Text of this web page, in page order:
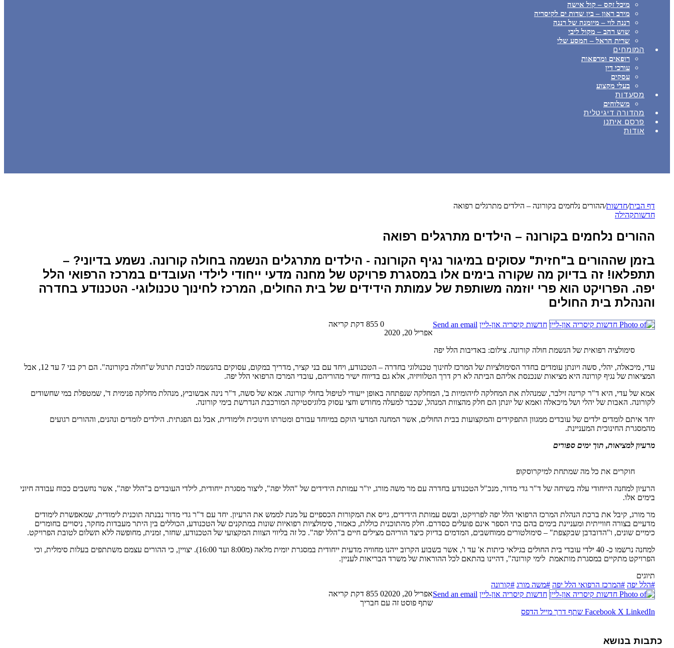
מיכל זקס – קול אישה
מירב ראון – בין שדות ים לקיסריה
רננה לוי – מיומנה של רננה
שוש רהב – מקול ליבי
שרית הראל – המסע שלי
המומחים
רופאים ומרפאות
עורכי דין
עסקים
בעלי מקצוע
מסעדות
משלוחים
מהדורה דיגיטלית
פרסם איתנו
אודות
דף הבית/חדשות/ההורים נלחמים בקורונה – הילדים מתרגלים רפואה
חדשותקהילה
ההורים נלחמים בקורונה – הילדים מתרגלים רפואה
בזמן שההורים ב"חזית" עסוקים במיגור נגיף הקורונה - הילדים מתרגלים הנשמה בחולה קורונה. נשמע בדיוני? –
תתפלאו! זה בדיוק מה שקורה בימים אלו במסגרת פרויקט של מחנה מדעי ייחודי לילדי העובדים במרכז הרפואי הלל
יפה. הפרויקט הוא פרי יוזמה משותפת של עמותת הידידים של בית החולים, המרכז לחינוך טכנולוגי- הטכנודע בחדרה
והנהלת בית החולים
חדשות קיסריה און-ליין Send an email
אפריל 20, 2020
0 דקת קריאה
סימולציה רפואית של הנשמת חולה קורונה. צילום: באדיבות הלל יפה
עדי, מיכאלה, יהלי, סשה ויונתן עומדים בחדר הסימולציות של המרכז לחינוך טכנולוגי בחדרה – הטכנודע, ויחד עם בני קציר, מדריך במקום, עסוקים בהנשמה לבובת תרגול ש"חולה בקורונה". הם רק בני 7 עד 12, אבל
המציאות של נגיף קורונה היא מציאות שנכנסת אליהם הביתה לא רק דרך הטלוויזיה, אלא גם בדיווח ישיר מהוריהם, עובדי המרכז הרפואי הלל יפה.
אמא של עדי, היא ד"ר קרינה זילבר, שמנהלת את המחלקה לזיהומיות ב', המחלקה שנפתחה באופן ייעודי לטיפול בחולי קורונה. אמא של סשה, ד"ר נינה אבשוביץ, מנהלת מחלקה פנימית ד', שמטפלת במי שחשודים
לקורונה. האבות של יהלי ושל מיכאלה ואמא של יונתן הם חלק מהצוות המנהל, שכבר למעלה מחודש וחצי עסוק בלוגיסטיקה המורכבת הנדרשת בימי קורונה.
יחד איתם לומדים ילדים של עובדים ממגוון התפקידים והמקצועות בבית החולים, אשר המחנה המדעי הוקם במיוחד עבורם ומטרתו חינוכית ולימודית, אבל גם הפגתית. הילדים לומדים ונהנים, וההורים רגועים
מהמסגרת החינוכית המעניינת.
מרעיון למציאות, תוך ימים ספורים
חוקרים את כל מה שמתחת למיקרוסקופ
הרעיון למחנה הייחודי עלה בשיחה של ד"ר גדי מדור, מנכ"ל הטכנודע בחדרה עם מר משה מורג, יו"ר עמותת הידידים של "הלל יפה", ליצור מסגרת ייחודית, לילדי העובדים ב"הלל יפה", אשר נחשבים ככוח עבודה חיוני
בימים אלו.
מר מורג, קיבל את ברכת הנהלת המרכז הרפואי הלל יפה לפרויקט, ובשם עמותת הידידים, גייס את המקורות הכספיים על מנת לממש את הרעיון. יחד עם ד"ר גדי מדור נבנתה תוכנית לימודית, שמאפשרת לימודים
מדעיים בצורה חווייתית ומעניינת בימים בהם בתי הספר אינם פועלים כסדרם. חלק מהתוכנית כוללת, כאמור, סימולציות רפואיות שונות במתקנים של הטכנודע, הכוללים בין היתר מעבדות מחקר, ניסויים בחומרים
כימיים שונים, ו"הדובדבן שבקצפת" – סימולטורים ממוחשבים, המדמים בדיוק כיצד הוריהם מצילים חיים ב"הלל יפה". כל זה בליווי הצוות המקצועי של הטכנודע, שחזר, זמנית, מחופשה ללא תשלום לטובת הפרויקט.
למחנה נרשמו כ- 40 ילדי עובדי בית החולים בגילאי כיתות א' עד ו', אשר בשבוע הקרוב ייהנו מחוויה מדעית ייחודית במסגרת יומית מלאה (מ8:00 ועד 16:00). יצויין, כי ההורים עצמם משתתפים בעלות סימלית, וכי
הפרויקט מתקיים במסגרת מותאמת לימי קורונה", דהיינו בהתאם לכל ההוראות של משרד הבריאות לעניין.
תיוגים
#הלל יפה #המרכז הרפואי הלל יפה #משה מורג #קורונה
חדשות קיסריה און-ליין Send an emailאפריל 20, 2020 0
דקת קריאה
שתף פוסט זה עם חבריך
Facebook X LinkedIn שתף דרך מייל הדפס
כתבות בנושא